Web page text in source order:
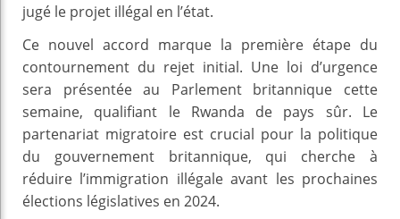
jugé le projet illégal en l’état.
Ce nouvel accord marque la première étape du
contournement du rejet initial. Une loi d’urgence
sera présentée au Parlement britannique cette
semaine, qualifiant le Rwanda de pays sûr. Le
partenariat migratoire est crucial pour la politique
du gouvernement britannique, qui cherche à
réduire l’immigration illégale avant les prochaines
élections législatives en 2024.